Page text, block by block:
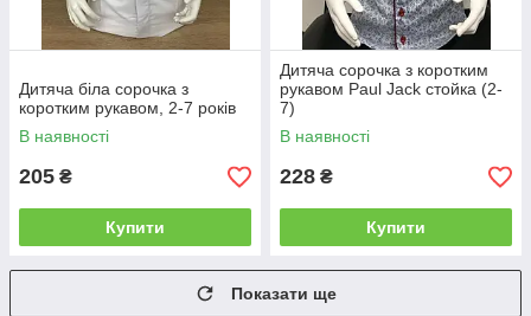
Дитяча біла сорочка з
коротким рукавом, 2-7 років
В наявності
205 ₴
Купити
Дитяча сорочка з коротким
рукавом Paul Jack cтойка (2-
7)
В наявності
228 ₴
Купити
Показати ще